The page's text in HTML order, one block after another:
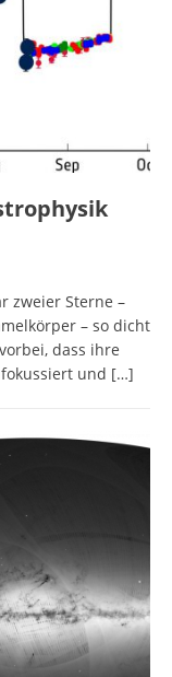
zweier Sterne –
– so dicht
dass ihre
und […]